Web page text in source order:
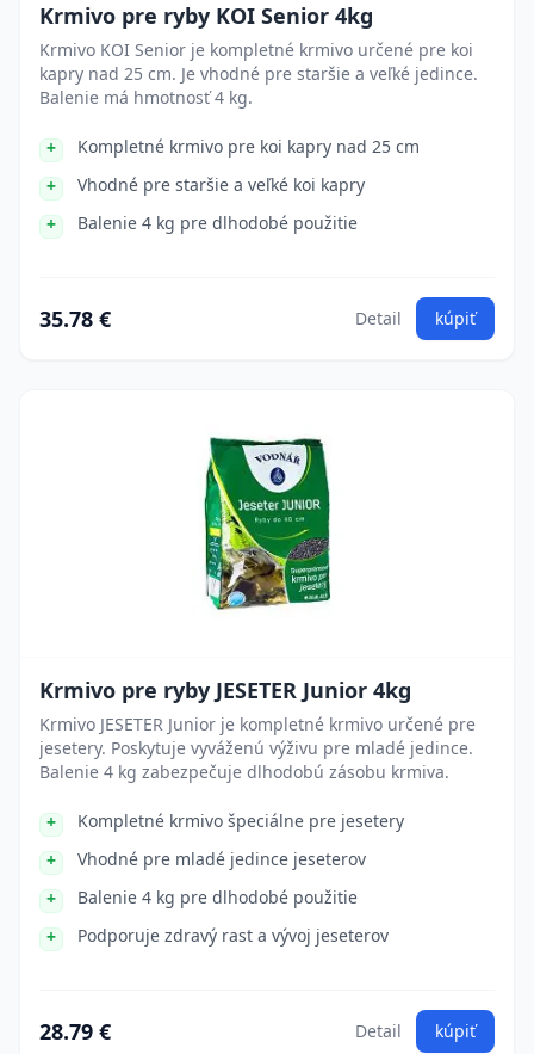
Krmivo pre ryby KOI Senior 4kg
Krmivo KOI Senior je kompletné krmivo určené pre koi
kapry nad 25 cm. Je vhodné pre staršie a veľké jedince.
Balenie má hmotnosť 4 kg.
Kompletné krmivo pre koi kapry nad 25 cm
Vhodné pre staršie a veľké koi kapry
Balenie 4 kg pre dlhodobé použitie
35.78 € Detail kúpiť
Krmivo pre ryby JESETER Junior 4kg
Krmivo JESETER Junior je kompletné krmivo určené pre
jesetery. Poskytuje vyváženú výživu pre mladé jedince.
Balenie 4 kg zabezpečuje dlhodobú zásobu krmiva.
Kompletné krmivo špeciálne pre jesetery
Vhodné pre mladé jedince jeseterov
Balenie 4 kg pre dlhodobé použitie
Podporuje zdravý rast a vývoj jeseterov
28.79 € Detail kúpiť